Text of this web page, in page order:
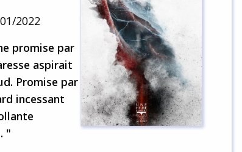
2022
promise par
aspirait
Promise par
incessant
"